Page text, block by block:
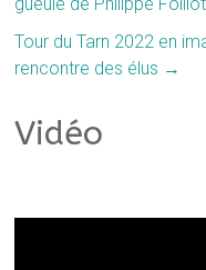
Tour du Tarn 2022 en
rencontre des élus →
Vidéo